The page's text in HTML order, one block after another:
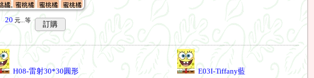
20 元...等 訂購
H08-雷射30*30圓形 E03I-Tiffany藍